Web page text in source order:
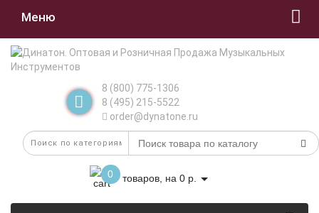
Меню
8 (800) 775-1306
8 (495) 215-5522
order@dynatone.ru
0 товаров, на 0 р.